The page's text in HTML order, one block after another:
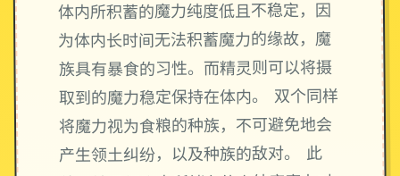
体内所积蓄的魔力纯度低且不稳定，因
为体内长时间无法积蓄魔力的缘故，魔
族具有暴食的习性。而精灵则可以将摄
取到的魔力稳定保持在体内。 双个同样
将魔力视为食粮的种族，不可避免地会
产生领土纠纷，以及种族的敌对。 此